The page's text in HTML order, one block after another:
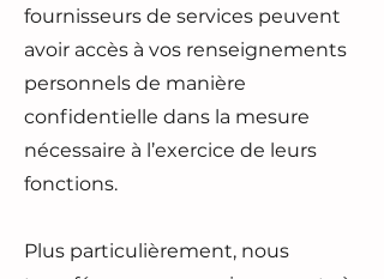
fournisseurs de services peuvent
avoir accès à vos renseignements
personnels de manière
confidentielle dans la mesure
nécessaire à l’exercice de leurs
fonctions.
Plus particulièrement, nous